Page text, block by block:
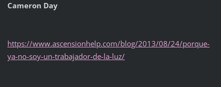
Cameron Day
https://www.ascensionhelp.com/blog/2013/08/24/porque-
ya-no-soy-un-trabajador-de-la-luz/